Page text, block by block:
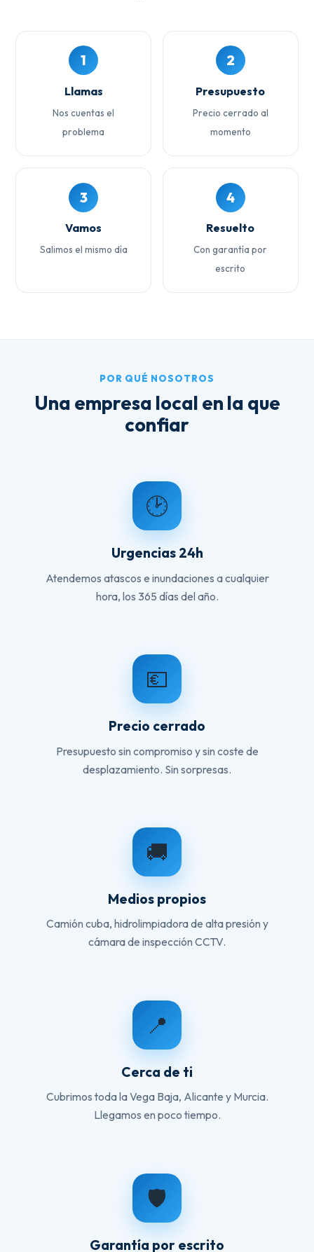
1
Llamas
Nos cuentas el
problema
2
Presupuesto
Precio cerrado al
momento
3
Vamos
Salimos el mismo día
4
Resuelto
Con garantía por
escrito
POR QUÉ NOSOTROS
Una empresa local en la que
confiar
🕑
Urgencias 24h
Atendemos atascos e inundaciones a cualquier
hora, los 365 días del año.
💶
Precio cerrado
Presupuesto sin compromiso y sin coste de
desplazamiento. Sin sorpresas.
🚚
Medios propios
Camión cuba, hidrolimpiadora de alta presión y
cámara de inspección CCTV.
📍
Cerca de ti
Cubrimos toda la Vega Baja, Alicante y Murcia.
Llegamos en poco tiempo.
🛡️
Garantía por escrito